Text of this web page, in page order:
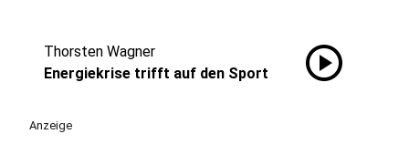
Thorsten Wagner
Energiekrise trifft auf den Sport
play_circle
Anzeige